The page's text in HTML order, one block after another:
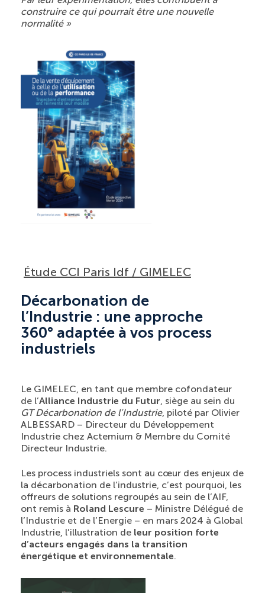
construire ce qui pourrait être une nouvelle
normalité »
Étude CCI Paris Idf / GIMELEC
Décarbonation de
l’Industrie : une approche
360° adaptée à vos process
industriels
Le GIMELEC, en tant que membre cofondateur
de l’Alliance Industrie du Futur , siège au sein du
GT Décarbonation de l’Industrie, piloté par Olivier
ALBESSARD – Directeur du Développement
Industrie chez Actemium & Membre du Comité
Directeur Industrie.
Les process industriels sont au cœur des enjeux de
la décarbonation de l’industrie, c’est pourquoi, les
offreurs de solutions regroupés au sein de l’AIF,
ont remis à Roland Lescure – Ministre Délégué de
l’Industrie et de l’Energie – en mars 2024 à Global
Industrie, l’illustration de leur position forte
d’acteurs engagés dans la transition
énergétique et environnementale.